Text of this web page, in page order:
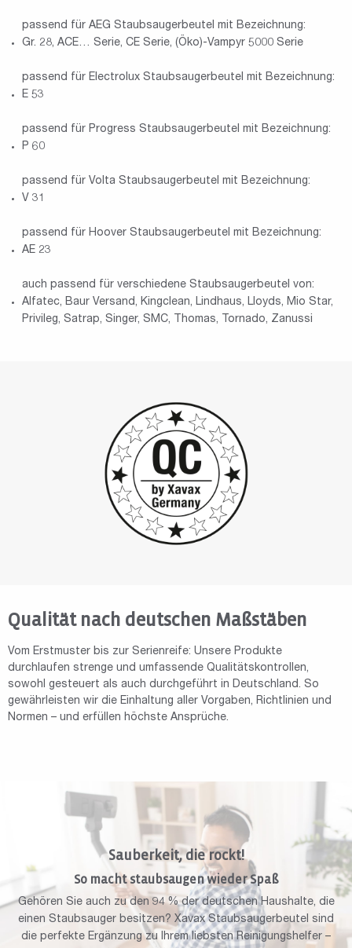
passend für AEG Staubsaugerbeutel mit Bezeichnung:
Gr. 28, ACE… Serie, CE Serie, (Öko)-Vampyr 5000 Serie
passend für Electrolux Staubsaugerbeutel mit Bezeichnung:
E 53
passend für Progress Staubsaugerbeutel mit Bezeichnung:
P 60
passend für Volta Staubsaugerbeutel mit Bezeichnung:
V 31
passend für Hoover Staubsaugerbeutel mit Bezeichnung:
AE 23
auch passend für verschiedene Staubsaugerbeutel von:
Alfatec, Baur Versand, Kingclean, Lindhaus, Lloyds, Mio Star,
Privileg, Satrap, Singer, SMC, Thomas, Tornado, Zanussi
Qualität nach deutschen Maßstäben
Vom Erstmuster bis zur Serienreife: Unsere Produkte
durchlaufen strenge und umfassende Qualitätskontrollen,
sowohl gesteuert als auch durchgeführt in Deutschland. So
gewährleisten wir die Einhaltung aller Vorgaben, Richtlinien und
Normen – und erfüllen höchste Ansprüche.
Sauberkeit, die rockt!
So macht staubsaugen wieder Spaß
Gehören Sie auch zu den 94 % der deutschen Haushalte, die
einen Staubsauger besitzen? Xavax Staubsaugerbeutel sind
die perfekte Ergänzung zu Ihrem liebsten Reinigungshelfer –